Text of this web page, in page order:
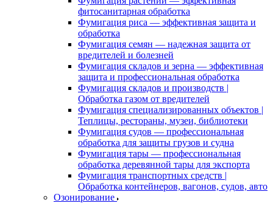
фитосанитарная обработка
Фумигация риса — эффективная защита и
обработка
Фумигация семян — надежная защита от
вредителей и болезней
Фумигация складов и зерна — эффективная
защита и профессиональная обработка
Фумигация складов и производств |
Обработка газом от вредителей
Фумигация специализированных объектов |
Теплицы, рестораны, музеи, библиотеки
Фумигация судов — профессиональная
обработка для защиты грузов и судна
Фумигация тары — профессиональная
обработка деревянной тары для экспорта
Фумигация транспортных средств |
Обработка контейнеров, вагонов, судов, авто
Озонирование